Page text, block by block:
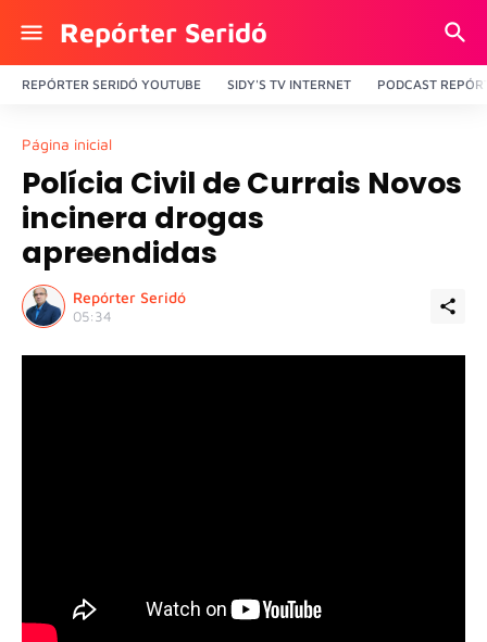
Repórter Seridó
REPÓRTER SERIDÓ YOUTUBE SIDY'S TV INTERNET PODCAST
Página inicial
Polícia Civil de Currais Novos
incinera drogas
apreendidas
Repórter Seridó
05:34